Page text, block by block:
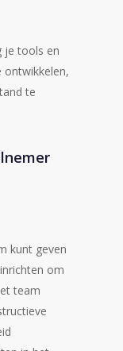
je tools en
ontwikkelen,
te
kunt geven
om
team